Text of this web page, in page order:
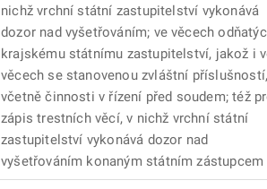
nichž vrchní státní zastupitelství vykonává
dozor nad vyšetřováním; ve věcech
krajskému státnímu zastupitelství, jakož i
věcech se stanovenou zvláštní
včetně činnosti v řízení před soudem; též
zápis trestních věcí, v nichž vrchní státní
zastupitelství vykonává dozor nad
vyšetřováním konaným státním zástupcem